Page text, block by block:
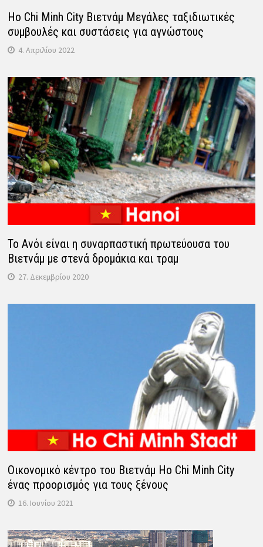
Ho Chi Minh City Βιετνάμ Μεγάλες ταξιδιωτικές
συμβουλές και συστάσεις για αγνώστους
4. Απριλίου 2022
Το Ανόι είναι η συναρπαστική πρωτεύουσα του
Βιετνάμ με στενά δρομάκια και τραμ
27. Δεκεμβρίου 2020
Οικονομικό κέντρο του Βιετνάμ Ho Chi Minh City
ένας προορισμός για τους ξένους
16. Ιουνίου 2021